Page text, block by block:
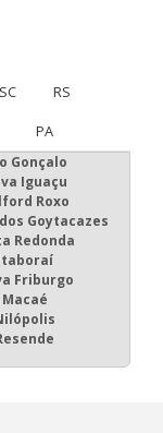
SC
RS
PA
Gonçalo
Iguaçu
Roxo
Goytacazes
Redonda
Friburgo
Macaé